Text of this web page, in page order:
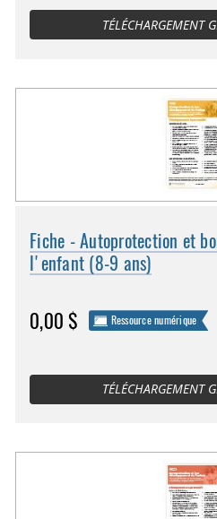
TÉLÉCHARGEMENT
Fiche - Autoprotection et
l'enfant (8-9 ans)
0,00 $ Ressource numérique
TÉLÉCHARGEMENT